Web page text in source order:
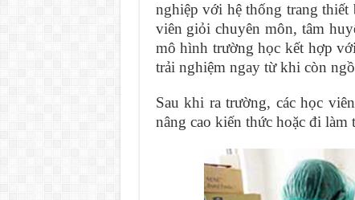
nghiệp với hệ thống trang
viên giỏi chuyên môn, tâm
mô hình trường học kết hợp
trải nghiệm ngay từ khi còn
Sau khi ra trường, các học
nâng cao kiến thức hoặc đi